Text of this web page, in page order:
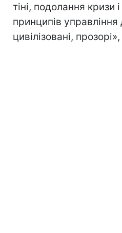
тіні, подолання кризи
принципів
цивілізовані,